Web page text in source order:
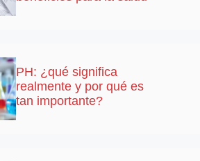
PH: ¿qué significa
realmente y por qué es
tan importante?